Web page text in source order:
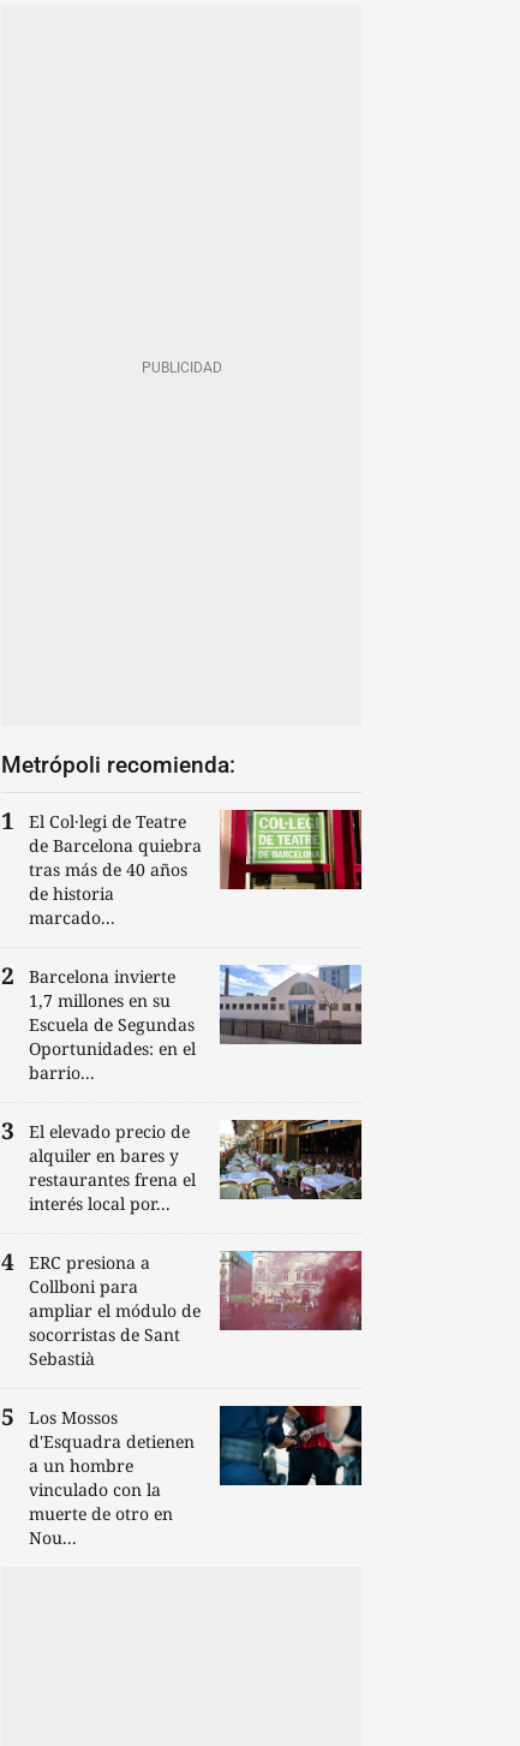
Metrópoli recomienda:
El Col·legi de Teatre
de Barcelona quiebra
tras más de 40 años
de historia
marcado...
Barcelona invierte
1,7 millones en su
Escuela de Segundas
Oportunidades: en el
barrio...
El elevado precio de
alquiler en bares y
restaurantes frena el
interés local por...
ERC presiona a
Collboni para
ampliar el módulo de
socorristas de Sant
Sebastià
Los Mossos
d'Esquadra detienen
a un hombre
vinculado con la
muerte de otro en
Nou...